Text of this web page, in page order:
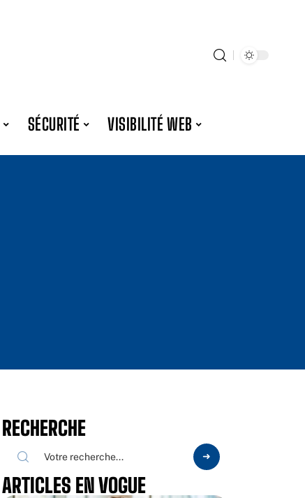
SÉCURITÉ VISIBILITÉ WEB
RECHERCHE
ARTICLES EN VOGUE